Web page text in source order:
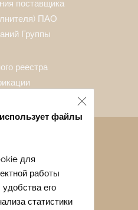
поставщика
ПАО
Группы
реестра
Евпатории
весной
с детьми
файлы
для
работы
его
статистики